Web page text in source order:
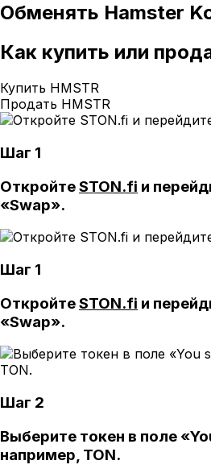
Обменять Hamster
Как купить или
Купить HMSTR
Продать HMSTR
Шаг 1
ОткройтеSTON.fi и
«Swap».
Шаг 1
ОткройтеSTON.fi и
«Swap».
Шаг 2
Выберите токен в поле
например, TON.